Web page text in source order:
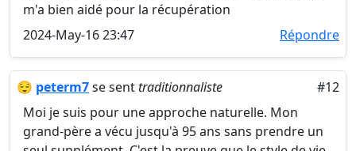
m'a bien aidé pour la récupération
2024-May-16 23:47
Répondre
😌 peterm7se senttraditionnaliste
#12
Moi je suis pour une approche naturelle. Mon
grand-père a vécu jusqu'à 95 ans sans prendre un